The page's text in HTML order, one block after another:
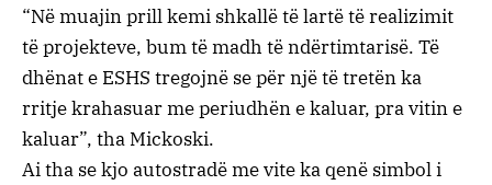
“Në muajin prill kemi shkallë të lartë të realizimit
të projekteve, bum të madh të ndërtimtarisë. Të
dhënat e ESHS tregojnë se për një të tretën ka
rritje krahasuar me periudhën e kaluar, pra vitin e
kaluar”, tha Mickoski.
Ai tha se kjo autostradë me vite ka qenë simbol i